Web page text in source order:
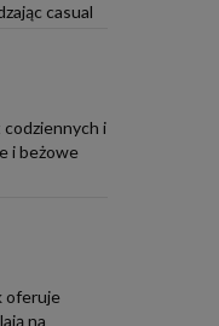
casual
i
i beżowe
oferuje
na